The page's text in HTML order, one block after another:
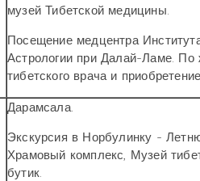
музей Тибетской медицины.
Посещение медцентра
Астрологии при Далай-Ламе.
тибетского врача и
Дарамсала.
Экскурсия в Норбулинку -
Храмовый комплекс, Музей
бутик.